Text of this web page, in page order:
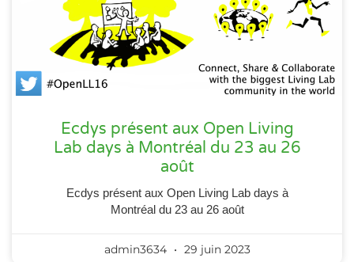
Ecdys présent aux Open Living
Lab days à Montréal du 23 au 26
août
Ecdys présent aux Open Living Lab days à
Montréal du 23 au 26 août
admin3634 29 juin 2023